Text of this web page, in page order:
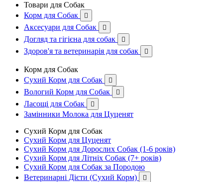
Товари для Собак
Корм для Собак

Аксесуари для Собак 
Догляд та гігієна для собак 
Здоров'я та ветеринарія для собак 
Корм для Собак
Сухий Корм для Собак

Вологий Корм для Собак 
Ласощі для Собак 
Замінники Молока для Цуценят
Сухий Корм для Собак
Сухий Корм для Цуценят
Сухий Корм для Дорослих Собак (1-6 років)
Сухий Корм для Літніх Собак (7+ років)
Сухий Корм для Собак за Породою
Ветеринарні Дієти (Сухий Корм)
